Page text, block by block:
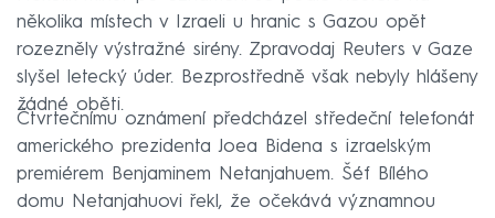
několika místech v Izraeli u hranic s Gazou opět
rozezněly výstražné sirény. Zpravodaj Reuters v Gaze
slyšel letecký úder. Bezprostředně však nebyly hlášeny
žádné oběti.
Čtvrtečnímu oznámení předcházel středeční telefonát
amerického prezidenta Joea Bidena s izraelským
premiérem Benjaminem Netanjahuem. Šéf Bílého
domu Netanjahuovi řekl, že očekává významnou